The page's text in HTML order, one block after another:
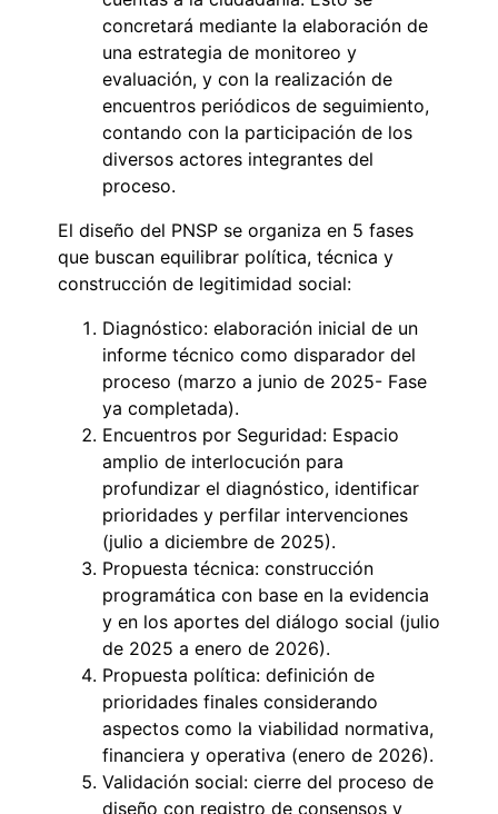
concretará mediante la elaboración de
una estrategia de monitoreo y
evaluación, y con la realización de
encuentros periódicos de seguimiento,
contando con la participación de los
diversos actores integrantes del
proceso.
El diseño del PNSP se organiza en 5 fases
que buscan equilibrar política, técnica y
construcción de legitimidad social:
Diagnóstico: elaboración inicial de un
informe técnico como disparador del
proceso (marzo a junio de 2025- Fase
ya completada).
Encuentros por Seguridad: Espacio
amplio de interlocución para
profundizar el diagnóstico, identificar
prioridades y perfilar intervenciones
(julio a diciembre de 2025).
Propuesta técnica: construcción
programática con base en la evidencia
y en los aportes del diálogo social (julio
de 2025 a enero de 2026).
Propuesta política: definición de
prioridades finales considerando
aspectos como la viabilidad normativa,
financiera y operativa (enero de 2026).
Validación social: cierre del proceso de
diseño con registro de consensos y